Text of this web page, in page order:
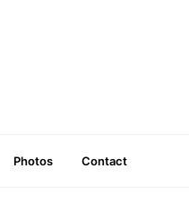
Photos Contact